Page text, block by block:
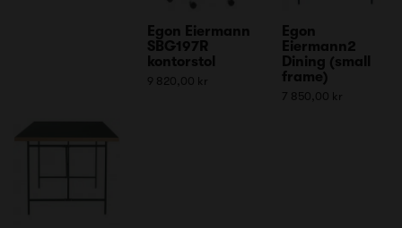
Egon Eiermann
SBG197R
kontorstol
9 820,00 kr
Egon
Eiermann2
Dining (small
frame)
7 850,00 kr